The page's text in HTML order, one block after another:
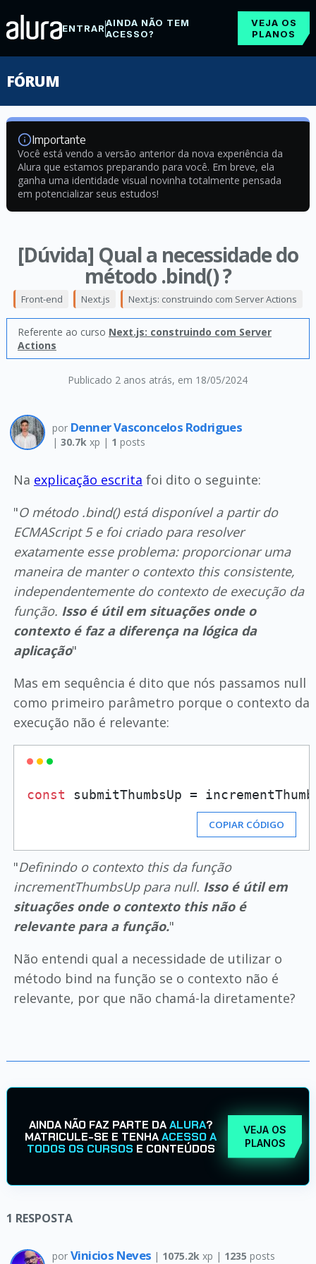
ENTRARAINDA NÃO TEM
ACESSO?
VEJA OS
PLANOS
FÓRUM
Importante
Você está vendo a versão anterior da nova experiência da
Alura que estamos preparando para você. Em breve, ela
ganha uma identidade visual novinha totalmente pensada
em potencializar seus estudos!
[Dúvida] Qual a necessidade do
método .bind() ?
Publicado 2 anos atrás, em 18/05/2024
Front-end Next.js Next.js: construindo com Server Actions
Referente ao curso Next.js: construindo com Server
Actions
por Denner Vasconcelos Rodrigues
| 30.7kxp | 1 posts
Na explicação escrita foi dito o seguinte:
"O método .bind() está disponível a partir do
ECMAScript 5 e foi criado para resolver
exatamente esse problema: proporcionar uma
maneira de manter o contexto this consistente,
independentemente do contexto de execução da
função. Isso é útil em situações onde o
contexto é faz a diferença na lógica da
aplicação"
Mas em sequência é dito que nós passamos null
como primeiro parâmetro porque o contexto da
execução não é relevante:
const submitThumbsUp =
COPIAR CÓDIGO
"Definindo o contexto this da função
incrementThumbsUp para null. Isso é útil em
situações onde o contexto this não é
relevante para a função."
Não entendi qual a necessidade de utilizar o
método bind na função se o contexto não é
relevante, por que não chamá-la diretamente?
AINDA NÃO FAZ PARTE DAALURA?
MATRICULE-SE E TENHAACESSO A
TODOS OS CURSOS E CONTEÚDOS
VEJA OS
PLANOS
1 RESPOSTA
por Vinicios Neves | 1075.2kxp | 1235 posts